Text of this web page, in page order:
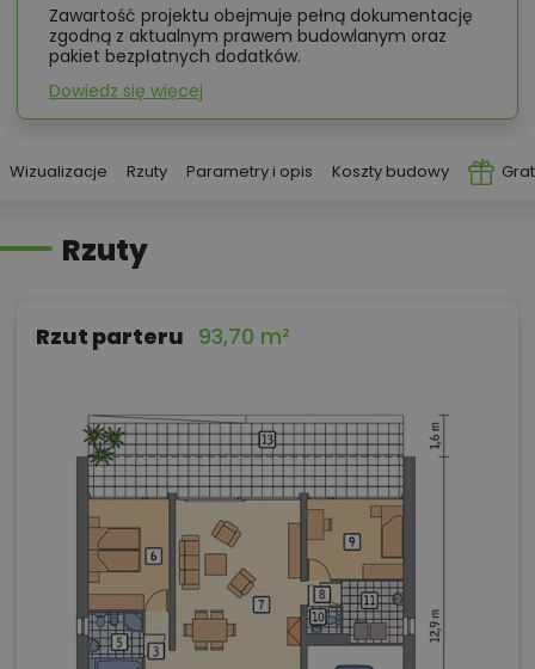
Zawartość projektu obejmuje pełną dokumentację
zgodną z aktualnym prawem budowlanym oraz
pakiet bezpłatnych dodatków.
Dowiedz się więcej
Wizualizacje Rzuty Parametry i opis Koszty budowy
Rzuty
Rzut parteru 93,70 m²